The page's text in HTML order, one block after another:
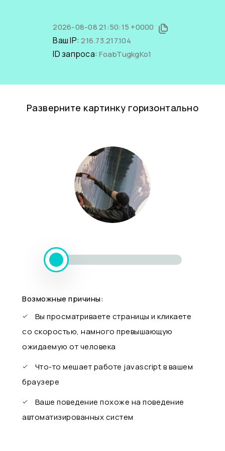
2026-08-08 21:50:15 +0000
Ваш IP:216.73.217.104
ID запроса:FoabTugkgKo1
Разверните картинку горизонтально
Возможные причины:
Вы просматриваете страницы и кликаете
со скоростью, намного превышающую
ожидаемую от человека
Что-то мешает работе javascript в вашем
браузере
Ваше поведение похоже на поведение
автоматизированных систем